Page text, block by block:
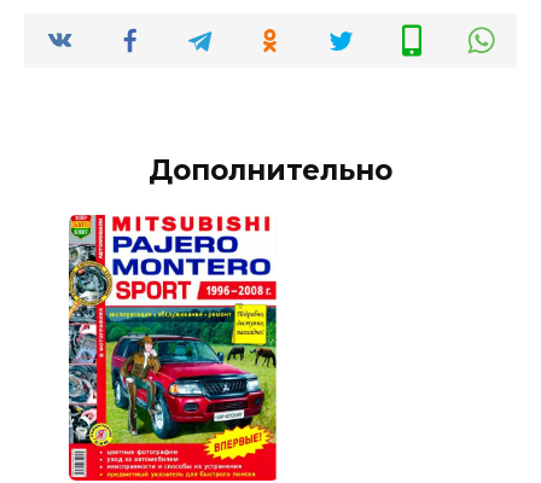
Дополнительно